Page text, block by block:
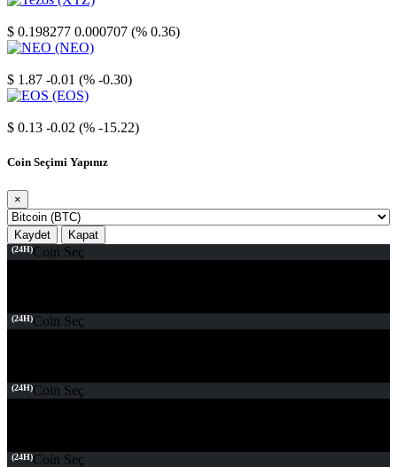
$ 0.198277 0.000707 (% 0.36)
$ 1.87 -0.01 (% -0.30)
$ 0.13 -0.02 (% -15.22)
Coin Seçimi Yapınız
×
Kaydet Kapat
(24H)Coin Seç
(24H)Coin Seç
(24H)Coin Seç
(24H)Coin Seç